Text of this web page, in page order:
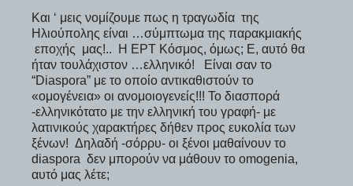
Και ‘ μεις νομίζουμε πως η τραγωδία της
Ηλιούπολης είναι …σύμπτωμα της παρακμιακής
εποχής μας!.. Η ΕΡΤ Κόσμος, όμως; Ε, αυτό θα
ήταν τουλάχιστον …ελληνικό! Είναι σαν το
“Diaspora” με το οποίο αντικαθιστούν το
«ομογένεια» οι ανομοιογενείς!!! Το διασπορά
-ελληνικότατο με την ελληνική του γραφή- με
λατινικούς χαρακτήρες δήθεν προς ευκολία των
ξένων! Δηλαδή -σόρρυ- οι ξένοι μαθαίνουν το
diaspora δεν μπορούν να μάθουν το omogenia,
αυτό μας λέτε;